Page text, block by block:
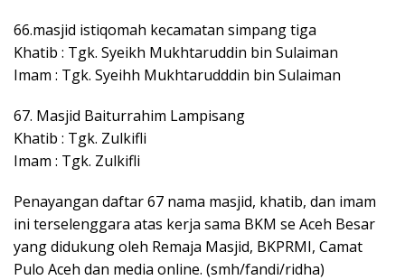
66.masjid istiqomah kecamatan simpang tiga
Khatib : Tgk. Syeikh Mukhtaruddin bin Sulaiman
Imam : Tgk. Syeihh Mukhtarudddin bin Sulaiman
67. Masjid Baiturrahim Lampisang
Khatib : Tgk. Zulkifli
Imam : Tgk. Zulkifli
Penayangan daftar 67 nama masjid, khatib, dan imam
ini terselenggara atas kerja sama BKM se Aceh Besar
yang didukung oleh Remaja Masjid, BKPRMI, Camat
Pulo Aceh dan media online. (smh/fandi/ridha)